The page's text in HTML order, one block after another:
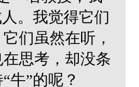
。我觉得它们
们虽然在听，
思考，却没条
牛”的呢？